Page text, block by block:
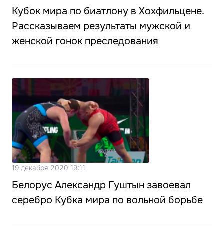
Кубок мира по биатлону в Хохфильцене.
Рассказываем результаты мужской и
женской гонок преследования
19 декабря 2020 19:11
Белорус Александр Гуштын завоевал
серебро Кубка мира по вольной борьбе